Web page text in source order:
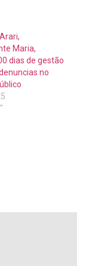
Maria,
dias de gestão
no